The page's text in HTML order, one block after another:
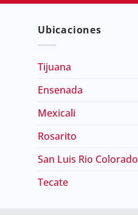
Ubicaciones
Tijuana
Ensenada
Mexicali
Rosarito
San Luis Rio Colorado
Tecate